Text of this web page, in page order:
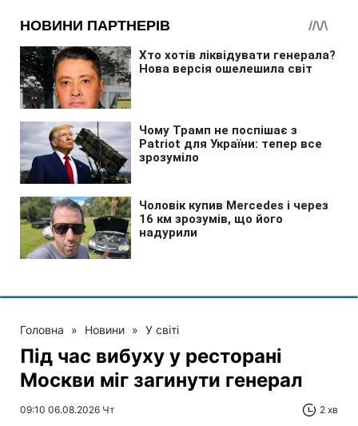
Головна » Новини » У світі
Під час вибуху у ресторані
Москви міг загинути генерал
09:10 06.08.2026 Чт 2 хв